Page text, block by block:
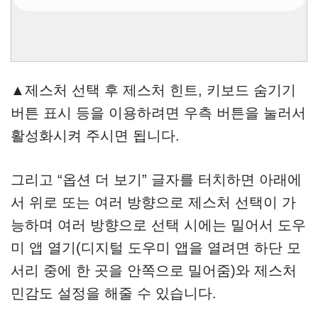
▲제스처 선택 후 제스처 힌트, 키보드 숨기기
버튼 표시 등을 이용하려면 우측 버튼을 눌러서
활성화시켜 주시면 됩니다.
그리고 “옵션 더 보기” 글자를 터치하면 아래에
서 위로 또는 여러 방향으로 제스처 선택이 가
능하며 여러 방향으로 선택 시에는 밀어서 도우
미 앱 열기(디지털 도우미 앱을 열려면 하단 모
서리 중에 한 곳을 안쪽으로 밀어줌)와 제스처
민감도 설정을 해줄 수 있습니다.